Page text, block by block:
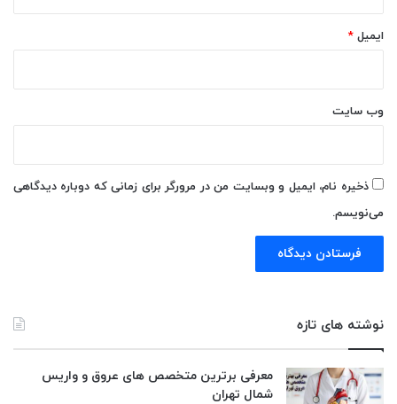
ایمیل *
وب‌ سایت
ذخیره نام، ایمیل و وبسایت من در مرورگر برای زمانی که دوباره دیدگاهی
می‌نویسم.
نوشته های تازه
معرفی برترین متخصص های عروق و واریس
شمال تهران